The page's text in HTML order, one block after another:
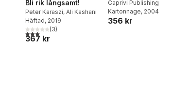
Bli rik långsamt!
Peter Karaszi, Ali Kashani
Häftad, 2019
3,0utav 5 stjärnor. Totalt antal röster:
(3)
367 kr
Caprivi Publishing
Kartonnage, 2004
356 kr